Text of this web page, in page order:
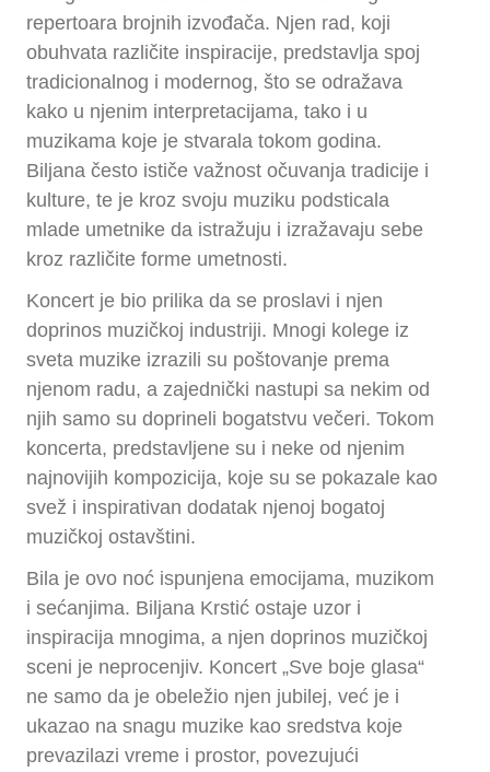
repertoara brojnih izvođača. Njen rad, koji
obuhvata različite inspiracije, predstavlja spoj
tradicionalnog i modernog, što se odražava
kako u njenim interpretacijama, tako i u
muzikama koje je stvarala tokom godina.
Biljana često ističe važnost očuvanja tradicije i
kulture, te je kroz svoju muziku podsticala
mlade umetnike da istražuju i izražavaju sebe
kroz različite forme umetnosti.
Koncert je bio prilika da se proslavi i njen
doprinos muzičkoj industriji. Mnogi kolege iz
sveta muzike izrazili su poštovanje prema
njenom radu, a zajednički nastupi sa nekim od
njih samo su doprineli bogatstvu večeri. Tokom
koncerta, predstavljene su i neke od njenim
najnovijih kompozicija, koje su se pokazale kao
svež i inspirativan dodatak njenoj bogatoj
muzičkoj ostavštini.
Bila je ovo noć ispunjena emocijama, muzikom
i sećanjima. Biljana Krstić ostaje uzor i
inspiracija mnogima, a njen doprinos muzičkoj
sceni je neprocenjiv. Koncert „Sve boje glasa“
ne samo da je obeležio njen jubilej, već je i
ukazao na snagu muzike kao sredstva koje
prevazilazi vreme i prostor, povezujući